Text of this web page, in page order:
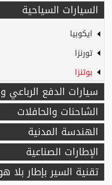
السيارات السياحية
ايكوبيا
تورنزا
بوتنزا
سيارات الدفع الرباعي
الشاحنات والحافلات
الهندسة المدنية
الإطارات الصناعية
تقنية السير بإطار بلا